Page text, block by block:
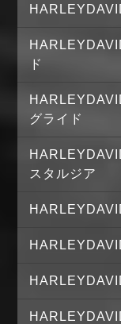
ド
グライド
スタルジア